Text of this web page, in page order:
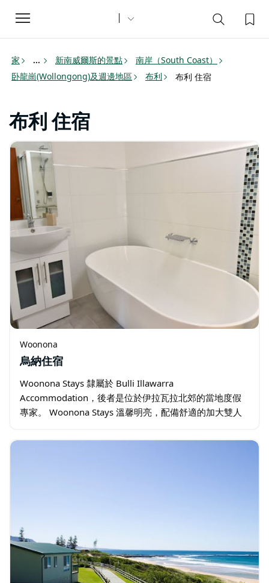
Toggle
navigation
家 ... 新南威爾斯的景點
南岸（South Coast）
卧龍崗(Wollongong)及週邊地區
布利 布利 住宿
布利 住宿
Woonona
烏納住宿
Woonona Stays 隸屬於 Bulli Illawarra
Accommodation，後者是位於伊拉瓦拉北郊的當地度假
專家。 Woonona Stays 溫馨明亮，配備舒適的加大雙人